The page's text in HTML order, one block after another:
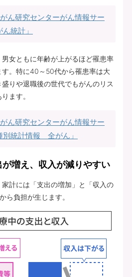
ん研究センターがん情報サー
統計」
女ともに年齢が上がるほど罹患率
。特に40～50代から罹患率は大
りや退職後の世代でもがんのリス
ます。
ん研究センターがん情報サー
別統計情報 全がん」
増え、収入が減りやすい
計には「支出の増加」と「収入の
ら負担が生じます。